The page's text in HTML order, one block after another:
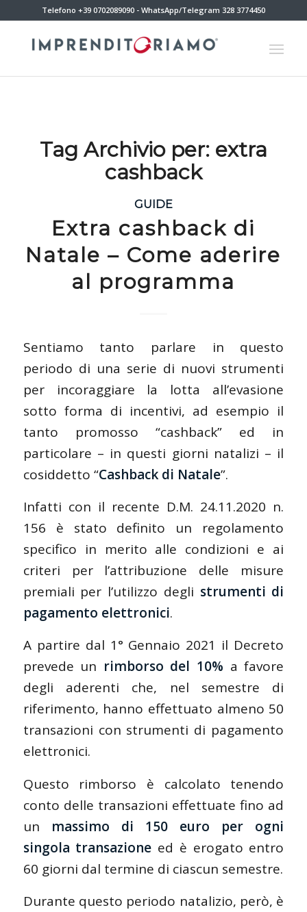
Telefono +39 0702089090 - WhatsApp/Telegram 328 3774450
Tag Archivio per: extra
cashback
GUIDE
Extra cashback di
Natale – Come aderire
al programma
Sentiamo tanto parlare in questo
periodo di una serie di nuovi strumenti
per incoraggiare la lotta all’evasione
sotto forma di incentivi, ad esempio il
tanto promosso “cashback” ed in
particolare – in questi giorni natalizi – il
cosiddetto “Cashback di Natale”.
Infatti con il recente D.M. 24.11.2020 n.
156 è stato definito un regolamento
specifico in merito alle condizioni e ai
criteri per l’attribuzione delle misure
premiali per l’utilizzo degli strumenti di
pagamento elettronici.
A partire dal 1° Gennaio 2021 il Decreto
prevede un rimborso del 10% a favore
degli aderenti che, nel semestre di
riferimento, hanno effettuato almeno 50
transazioni con strumenti di pagamento
elettronici.
Questo rimborso è calcolato tenendo
conto delle transazioni effettuate fino ad
un massimo di 150 euro per ogni
singola transazione ed è erogato entro
60 giorni dal termine di ciascun semestre.
Durante questo periodo natalizio, però, è